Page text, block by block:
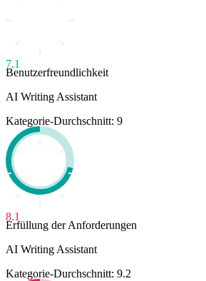
7.1
Benutzerfreundlichkeit
AI Writing Assistant
Kategorie-Durchschnitt: 9
8.1
Erfüllung der Anforderungen
AI Writing Assistant
Kategorie-Durchschnitt: 9.2